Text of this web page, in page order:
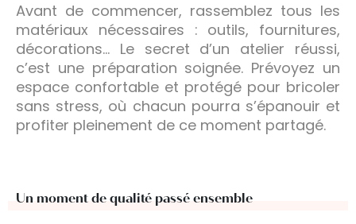
Avant de commencer, rassemblez tous les
matériaux nécessaires : outils, fournitures,
décorations… Le secret d’un atelier réussi,
c’est une préparation soignée. Prévoyez un
espace confortable et protégé pour bricoler
sans stress, où chacun pourra s’épanouir et
profiter pleinement de ce moment partagé.
Un moment de qualité passé ensemble